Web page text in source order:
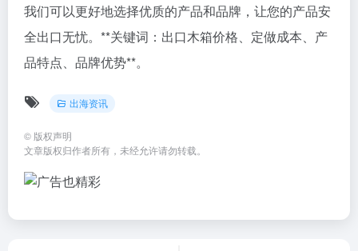
我们可以更好地选择优质的产品和品牌，让您的产品安
全出口无忧。**关键词：出口木箱价格、定做成本、产
品特点、品牌优势**。
出海资讯
© 版权声明
文章版权归作者所有，未经允许请勿转载。